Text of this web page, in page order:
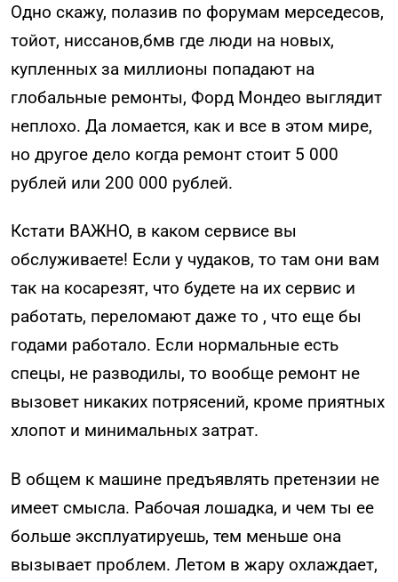
Одно скажу, полазив по форумам мерседесов,
тойот, ниссанов,бмв где люди на новых,
купленных за миллионы попадают на
глобальные ремонты, Форд Мондео выглядит
неплохо. Да ломается, как и все в этом мире,
но другое дело когда ремонт стоит 5 000
рублей или 200 000 рублей.
Кстати ВАЖНО, в каком сервисе вы
обслуживаете! Если у чудаков, то там они вам
так на косарезят, что будете на их сервис и
работать, переломают даже то , что еще бы
годами работало. Если нормальные есть
спецы, не разводилы, то вообще ремонт не
вызовет никаких потрясений, кроме приятных
хлопот и минимальных затрат.
В общем к машине предъявлять претензии не
имеет смысла. Рабочая лошадка, и чем ты ее
больше эксплуатируешь, тем меньше она
вызывает проблем. Летом в жару охлаждает,